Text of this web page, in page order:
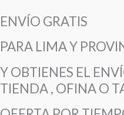
ENVÍO GRATIS
PARA LIMA Y
Y OBTIENES EL
TIENDA , OFINA O